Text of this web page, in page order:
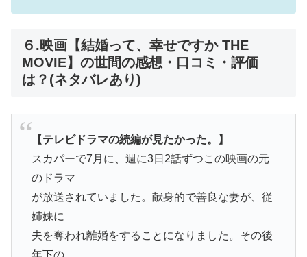
６.映画【結婚って、幸せですか THE
MOVIE】の世間の感想・口コミ・評価
は？(ネタバレあり)
【テレビドラマの続編が見たかった。】
スカパーで7月に、週に3日2話ずつこの映画の元
のドラマ
が放送されていました。献身的で善良な妻が、従
姉妹に
夫を奪われ離婚をすることになりました。その後
年下の